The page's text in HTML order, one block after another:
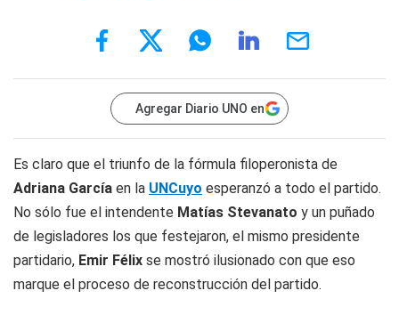
Agregar Diario UNO en
Es claro que el triunfo de la fórmula filoperonista de
Adriana García en la UNCuyo esperanzó a todo el partido.
No sólo fue el intendente Matías Stevanato y un puñado
de legisladores los que festejaron, el mismo presidente
partidario, Emir Félix se mostró ilusionado con que eso
marque el proceso de reconstrucción del partido.